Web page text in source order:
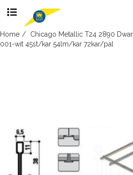
Skip
to
Home
Chicago Metallic T24 2890
001-wit 45st/kar 54lm/kar 72kar/pal